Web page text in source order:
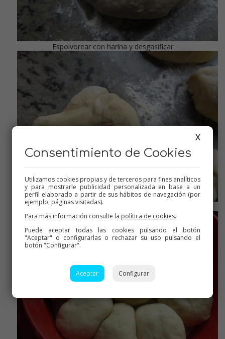
Espolvorear con harina y desgasificar
Dividir en porciones e introducir chocolate este es con leche
X
Consentimiento de Cookies
Utilizamos cookies propias y de terceros para fines analíticos
y para mostrarle publicidad personalizada en base a un
perfil elaborado a partir de sus hábitos de navegación (por
ejemplo, páginas visitadas).
Para más información consulte la política de cookies.
Puede aceptar todas las cookies pulsando el botón
"Aceptar" o configurarlas o rechazar su uso pulsando el
botón "Configurar".
Aceptar Configurar